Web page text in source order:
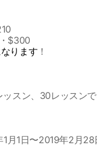
$300
ります ！
スン、30レッスン
月1日〜2019年2月28